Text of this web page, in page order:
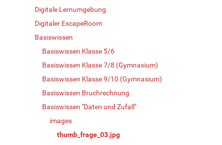
Digitale Lernumgebung
Digitaler EscapeRoom
Basiswissen
Basiswissen Klasse 5/6
Basiswissen Klasse 7/8 (Gymnasium)
Basiswissen Klasse 9/10 (Gymnasium)
Basiswissen Bruchrechnung
Basiswissen "Daten und Zufall"
images
thumb_frage_03.jpg